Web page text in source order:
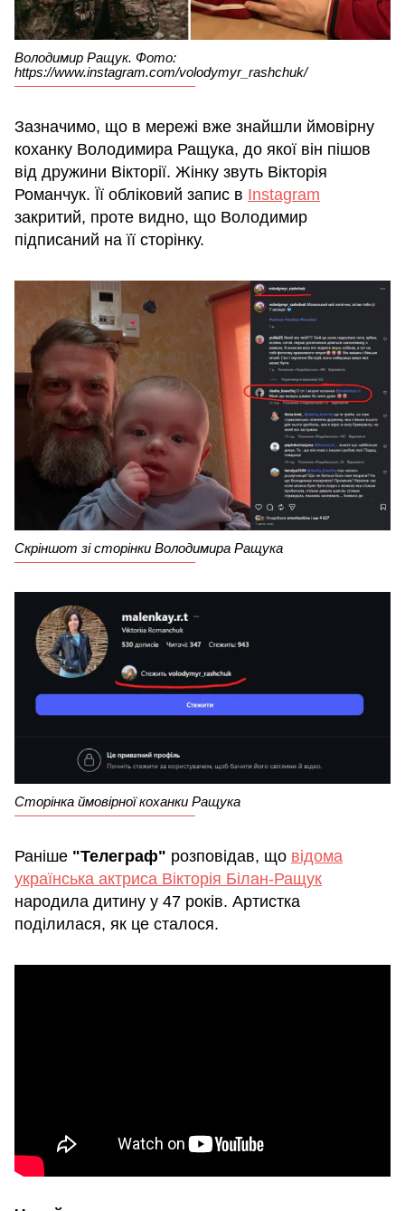
Володимир Ращук. Фото:
https://www.instagram.com/volodymyr_rashchuk/
Зазначимо, що в мережі вже знайшли ймовірну
коханку Володимира Ращука, до якої він пішов
від дружини Вікторії. Жінку звуть Вікторія
Романчук. Її обліковий запис в Instagram
закритий, проте видно, що Володимир
підписаний на її сторінку.
Скріншот зі сторінки Володимира Ращука
Сторінка ймовірної коханки Ращука
Раніше "Телеграф" розповідав, що відома
українська актриса Вікторія Білан-Ращук
народила дитину у 47 років. Артистка
поділилася, як це сталося.